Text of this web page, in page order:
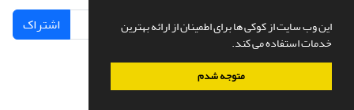
این وب سایت از کوکی ها برای اطمینان از ارائه بهترین
خدمات استفاده می کند.
متوجه شدم
اشتراک
سامانه مدیریت نشریات علمی.طراحی و پیاده سازی ازسیناوب